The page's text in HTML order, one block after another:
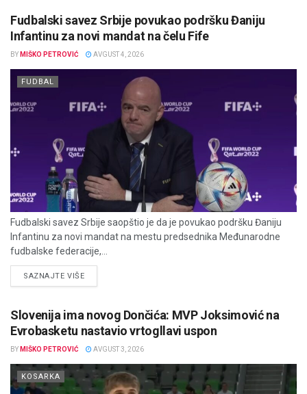
Fudbalski savez Srbije povukao podršku Đaniju
Infantinu za novi mandat na čelu Fife
BY MIŠKO PETROVIĆ AVGUST 4, 2026
FUDBAL
Fudbalski savez Srbije saopštio je da je povukao podršku Đaniju
Infantinu za novi mandat na mestu predsednika Međunarodne
fudbalske federacije,...
SAZNAJTE VIŠEDETAILS
Slovenija ima novog Dončića: MVP Joksimović na
Evrobasketu nastavio vrtogllavi uspon
BY MIŠKO PETROVIĆ AVGUST 3, 2026
KOSARKA